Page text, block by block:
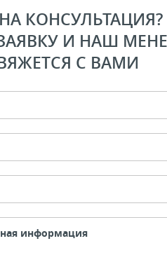
КОНСУЛЬТАЦИЯ?
И НАШ
С ВАМИ